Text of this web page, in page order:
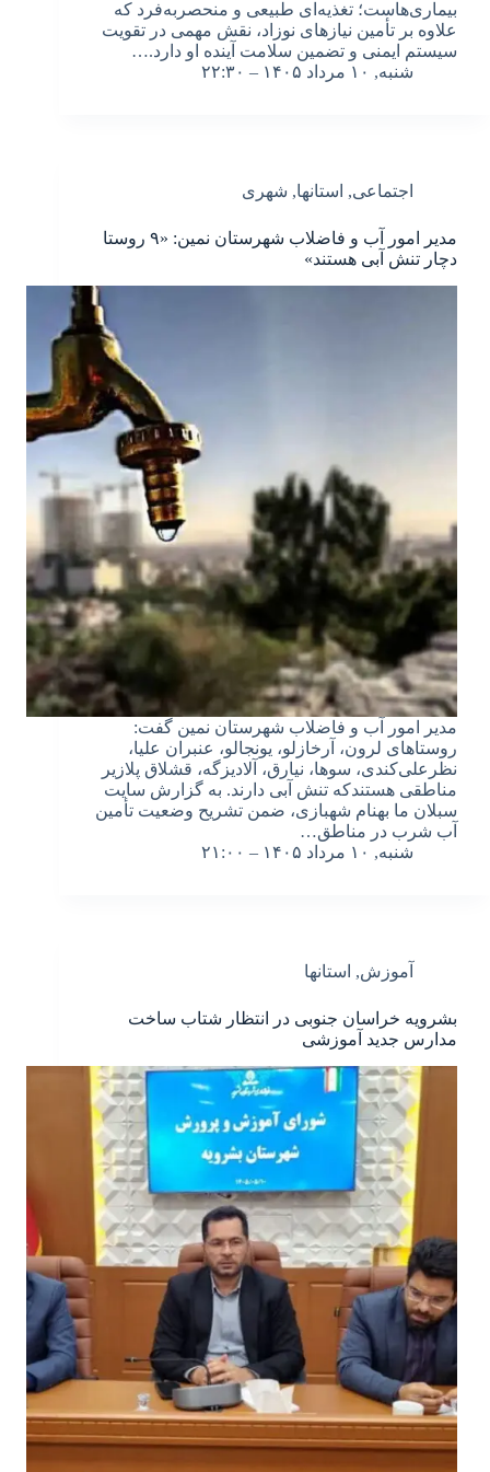
بیماری‌هاست؛ تغذیه‌ای طبیعی و منحصربه‌فرد که
علاوه بر تأمین نیازهای نوزاد، نقش مهمی در تقویت
سیستم ایمنی و تضمین سلامت آینده او دارد.…
شنبه, ۱۰ مرداد ۱۴۰۵ – ۲۲:۳۰
اجتماعی, استانها, شهری
مدیر امور آب و فاضلاب شهرستان نمین: «۹ روستا
دچار تنش آبی هستند»
مدیر امور آب و فاضلاب شهرستان نمین گفت:
روستاهای لرون، آرخازلو، یونجالو، عنبران علیا،
نظرعلی‌کندی، سوها، نیارق، آلادیزگه، قشلاق پلازیر
مناطقی هستندکه تنش آبی دارند. به گزارش سایت
سبلان ما بهنام شهبازی، ضمن تشریح وضعیت تأمین
آب شرب در مناطق…
شنبه, ۱۰ مرداد ۱۴۰۵ – ۲۱:۰۰
آموزش, استانها
بشرویه خراسان جنوبی در انتظار شتاب ساخت
مدارس جدید آموزشی